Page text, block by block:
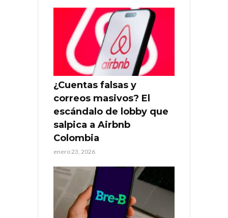
¿Cuentas falsas y
correos masivos? El
escándalo de lobby que
salpica a Airbnb
Colombia
enero 23, 2026